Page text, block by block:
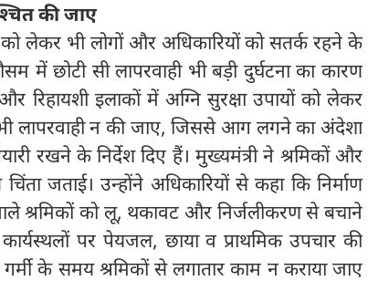
की जाए
लेकर भी लोगों और अधिकारियों को सतर्क रहने के
में छोटी सी लापरवाही भी बड़ी दुर्घटना का कारण
रिहायशी इलाकों में अग्नि सुरक्षा उपायों को लेकर
लापरवाही न की जाए, जिससे आग लगने का अंदेशा
रखने के निर्देश दिए हैं। मुख्यमंत्री ने श्रमिकों और
जताई। उन्होंने अधिकारियों से कहा कि निर्माण
श्रमिकों को लू, थकावट और निर्जलीकरण से बचाने
पर पेयजल, छाया व प्राथमिक उपचार की
के समय श्रमिकों से लगातार काम न कराया जाए